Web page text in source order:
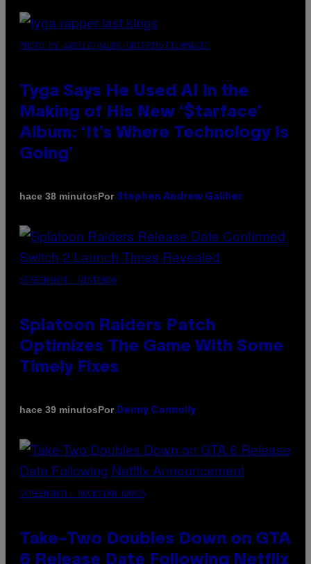
PHOTO BY AXELLE/BAUER-GRIFFIN/FILMMAGIC
Tyga Says He Used AI in the
Making of His New ‘$tarface’
Album: ‘It’s Where Technology Is
Going’
hace 38 minutosPor Stephen Andrew Galiher
SCREENSHOT: NINTENDO
Splatoon Raiders Patch
Optimizes The Game With Some
Timely Fixes
hace 39 minutosPor Denny Connolly
SCREENSHOT: ROCKSTAR GAMES
Take-Two Doubles Down on GTA
6 Release Date Following Netflix